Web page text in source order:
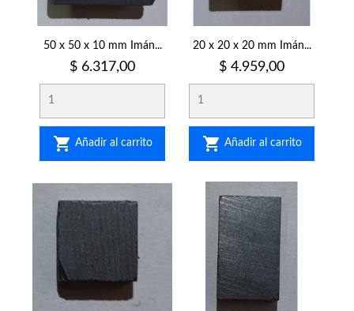
50 x 50 x 10 mm Imán...
Precio
$ 6.317,00
 Añadir al carrito
20 x 20 x 20 mm Imán...
Precio
$ 4.959,00
 Añadir al carrito